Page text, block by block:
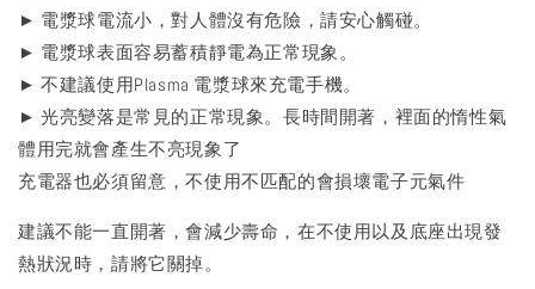
► 電漿球電流小，對人體沒有危險，請安心觸碰。
► 電漿球表面容易蓄積靜電為正常現象。
► 不建議使用Plasma 電漿球來充電手機。
► 光亮變落是常見的正常現象。長時間開著，裡面的惰性氣
體用完就會產生不亮現象了
充電器也必須留意，不使用不匹配的會損壞電子元氣件
建議不能一直開著，會減少壽命，在不使用以及底座出現發
熱狀況時，請將它關掉。